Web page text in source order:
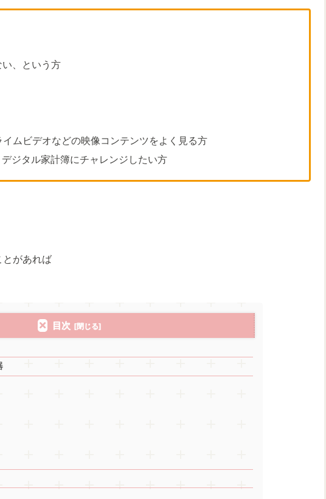
、という方
ムビデオなどの映像コンテンツをよく見る方
ジタル家計簿にチャレンジしたい方
とがあれば
目次